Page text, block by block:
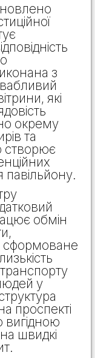
з
які
окрему
та
створює
павільйону.
обмін
сформоване
у
проспекті
швидкі